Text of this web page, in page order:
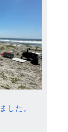
した。